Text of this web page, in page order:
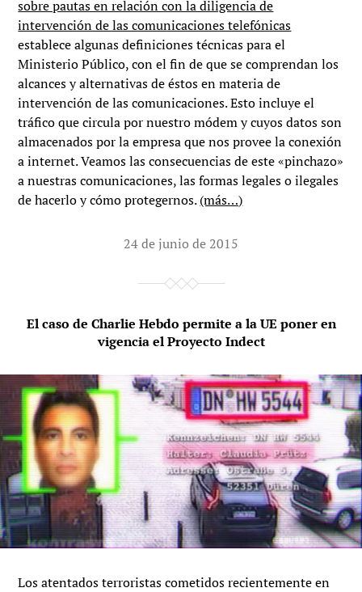
sobre pautas en relación con la diligencia de
intervención de las comunicaciones telefónicas
establece algunas definiciones técnicas para el
Ministerio Público, con el fin de que se comprendan los
alcances y alternativas de éstos en materia de
intervención de las comunicaciones. Esto incluye el
tráfico que circula por nuestro módem y cuyos datos son
almacenados por la empresa que nos provee la conexión
a internet. Veamos las consecuencias de este «pinchazo»
a nuestras comunicaciones, las formas legales o ilegales
de hacerlo y cómo protegernos.(más…)
24 de junio de 2015
El caso de Charlie Hebdo permite a la UE poner en
vigencia el Proyecto Indect
Los atentados terroristas cometidos recientemente en